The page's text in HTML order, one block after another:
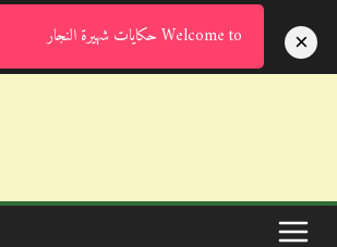
الأحد, أغسطس 9, 2026
.
Welcome to حكايات شهيرة النجار ×